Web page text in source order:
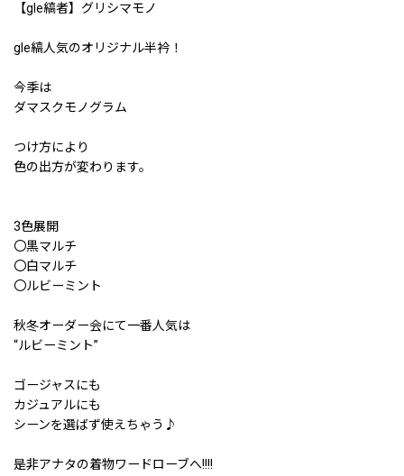
【gle縞者】グリシマモノ
gle縞人気のオリジナル半衿！
今季は
ダマスクモノグラム
つけ方により
色の出方が変わります。
3色展開
〇黒マルチ
〇白マルチ
〇ルビーミント
秋冬オーダー会にて一番人気は
“ルビーミント”
ゴージャスにも
カジュアルにも
シーンを選ばず使えちゃう♪
是非アナタの着物ワードローブへ!!!!